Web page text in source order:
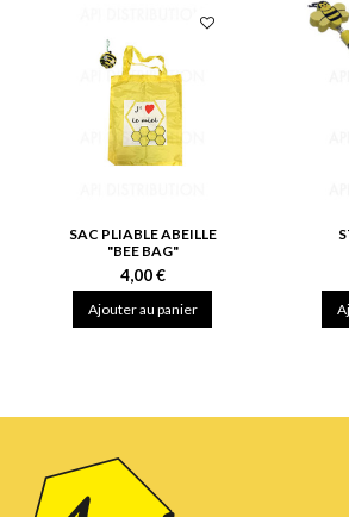
SAC PLIABLE ABEILLE
"BEE BAG"
4,00 €
Ajouter au panier